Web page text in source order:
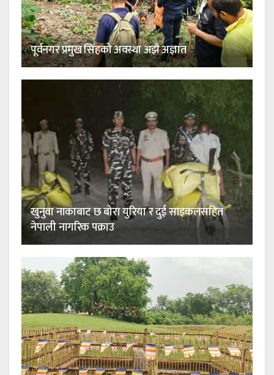
पूर्वनगर प्रमुख सिंहको अवस्था अझै अज्ञात
खुनुवा नाकाबाट छ बोरा युरिया र दुई साइकलसहित
नेपाली नागरिक पक्राउ